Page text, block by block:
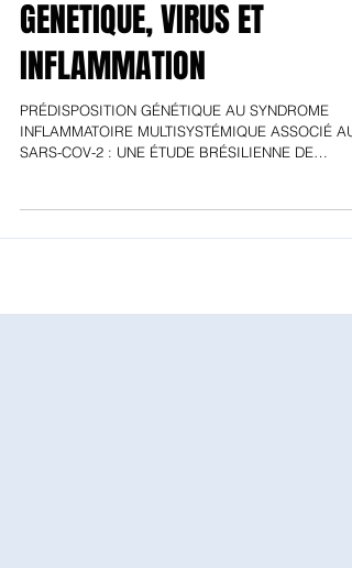
Dr Emmanuel GUIN
Génétique
GENETIQUE, VIRUS ET
INFLAMMATION
PRÉDISPOSITION GÉNÉTIQUE AU SYNDROME